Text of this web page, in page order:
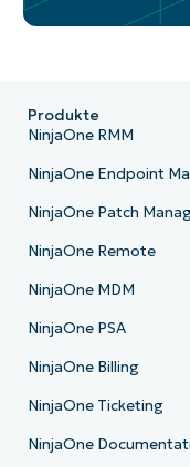
Produkte
NinjaOne RMM
NinjaOne Endpoint
NinjaOne Patch
NinjaOne Remote
NinjaOne MDM
NinjaOne PSA
NinjaOne Billing
NinjaOne Ticketing
NinjaOne